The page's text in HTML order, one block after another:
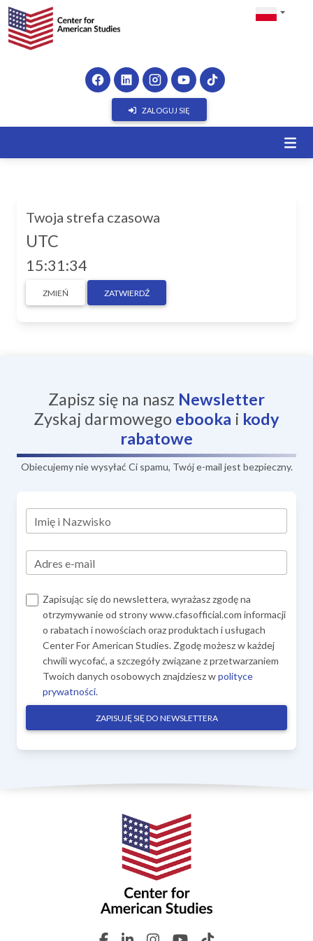
ZALOGUJ SIĘ
Twoja strefa czasowa
UTC
15:31:34
ZMIEŃ ZATWIERDŹ
Zapisz się na nasz Newsletter
Zyskaj darmowego ebooka i kody
rabatowe
Obiecujemy nie wysyłać Ci spamu, Twój e-mail jest bezpieczny.
Imię i Nazwisko
Adres e-mail
Zapisując się do newslettera, wyrażasz zgodę na
otrzymywanie od strony www.cfasofficial.com informacji
o rabatach i nowościach oraz produktach i usługach
Center For American Studies. Zgodę możesz w każdej
chwili wycofać, a szczegóły związane z przetwarzaniem
Twoich danych osobowych znajdziesz wpolityce
prywatności.
ZAPISUJĘ SIĘ DO NEWSLETTERA